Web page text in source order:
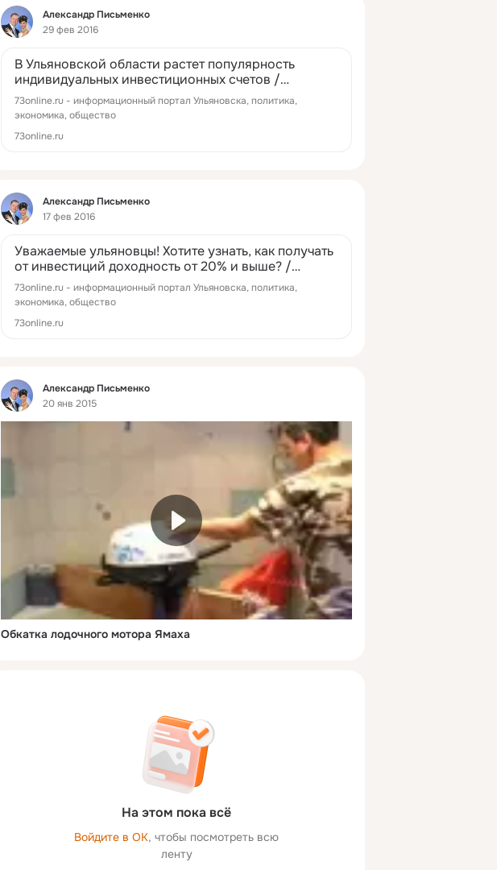
Фид
Александр Письменко
29 фев 2016
В Ульяновской области растет популярность
индивидуальных инвестиционных счетов /
Новостной портал Ульяновска / 73online.ru
73online.ru - информационный портал Ульяновска, политика,
экономика, общество
73online.ru
Фид
Александр Письменко
17 фев 2016
Уважаемые ульяновцы! Хотите узнать, как получать
от инвестиций доходность от 20% и выше? /
Новостной портал Ульяновска / ...
73online.ru - информационный портал Ульяновска, политика,
экономика, общество
73online.ru
Фид
Александр Письменко
20 янв 2015
Обкатка лодочного мотора Ямаха
На этом пока всё
Войдите в ОК, чтобы посмотреть всю
ленту